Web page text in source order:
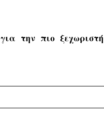
για την πιο ξεχωριστή